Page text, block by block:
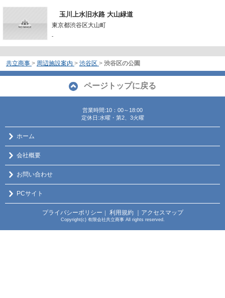
玉川上水旧水路 大山緑道
東京都渋谷区大山町
-
共立商事 > 周辺施設案内 > 渋谷区 > 渋谷区の公園
ページトップに戻る
営業時間:10：00～18:00
定休日:水曜・第2、3火曜
ホーム
会社概要
お問い合わせ
PCサイト
プライバシーポリシー ｜ 利用規約 ｜アクセスマップ
Copyright(c) 有限会社共立商事 All rights reserved.